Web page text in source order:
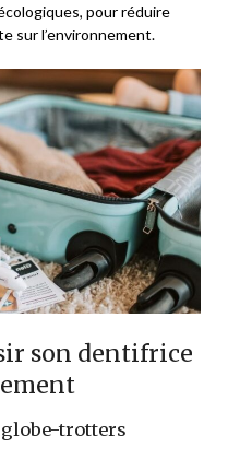
pour réduire
sur l’environnement.
son dentifrice
trotters